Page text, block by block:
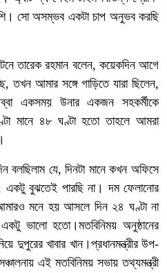
সো অসম্ভব একটা চাপ অনুভব করছি
তারেক রহমান বলেন, কয়েকদিন আগে
তখন আমার সঙ্গে গাড়িতে যারা ছিলেন,
একসময় উনার একজন সহকর্মীকে
মানে ৪৮ ঘণ্টা হতো তাহলে আমরা
বলছিলাম যে, দিনটা মানে কখন অফিসে
একটু বুঝতেই পারছি না। দম ফেলানোর
মনে হয় আসলে দিন ২৪ ঘণ্টা না
ভালো হতো।মতবিনিময় অনুষ্ঠানের
দুপুরের খাবার খান।প্রধানমন্ত্রীর উপ-
এই মতবিনিময় সভায় তথ্যমন্ত্রী